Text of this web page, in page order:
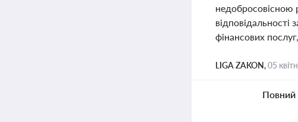
недобросовісною
фінансових
LIGA ZAKON,05
Повний